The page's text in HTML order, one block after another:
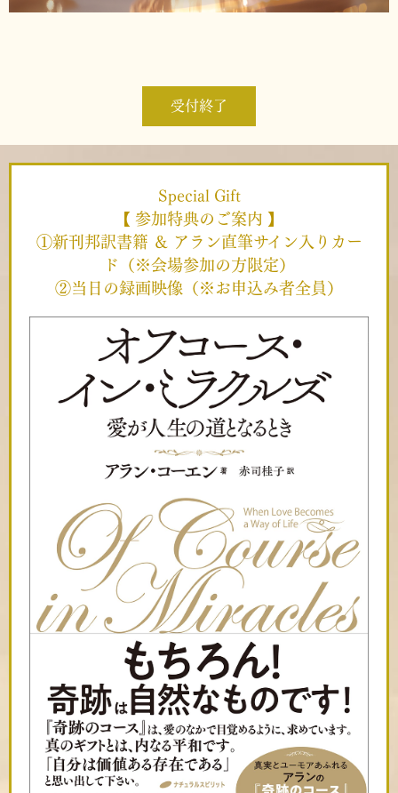
受付終了
Special Gift
【 参加特典のご案内 】
①新刊邦訳書籍 ＆ アラン直筆サイン入りカー
ド（※会場参加の方限定）
②当日の録画映像（※お申込み者全員）